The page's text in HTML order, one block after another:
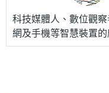
科技媒體人、數位觀
網及手機等智慧裝置